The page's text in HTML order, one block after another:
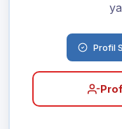
Profil